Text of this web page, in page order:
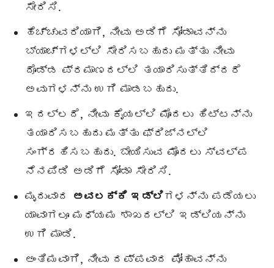
ಸೇರಿಸಿ.
ಹೆಚ್ಚುವರಿಯಾಗಿ, ನೀವು ಅಡಿಗೆ ಸೋಡಾವನ್ನು
ಬ್ಯಾಚ್‌ಗಳಲ್ಲಿ ಸೇರಿಸಬಹುದು ಮತ್ತು ನೀವು
ದೊಡ್ಡ ಪ್ರಮಾಣದಲ್ಲಿ ತಯಾರಿಸುತ್ತಿದ್ದರೆ
ಅವುಗಳನ್ನು ಉಗಿ ಮಾಡಬಹುದು.
ಇದಲ್ಲದೆ, ನೀವು ಕೈಯಲ್ಲಿ ಮೊದಲು ಹಿಟ್ಟನ್ನು
ತಯಾರಿಸಬಹುದು ಮತ್ತು ಫ್ರಿಜ್ನಲ್ಲಿ
ಸಂಗ್ರಹಿಸಬಹುದು. ಬೇಯಿಸುವ ಮೊದಲು ಸ್ವಲ್ಪ
ನೆನಪಿಡಿ ಅಡಿಗೆ ಸೋಡಾ ಸೇರಿಸಿ.
ಮೃದುವಾದ ಅವಲಕ್ಕಿ ಇಡ್ಲಿಗಳನ್ನು ಪಡೆಯಲು
ಯಾವಾಗಲೂ ಮಧ್ಯಮ ಶಾಖದಲ್ಲಿ ಇಡ್ಲಿಯನ್ನು
ಉಗಿ ಮಾಡಿ.
ಅಂತಿಮವಾಗಿ, ನೀವು ದಪ್ಪವಾದ ಪೋಹಾವನ್ನು